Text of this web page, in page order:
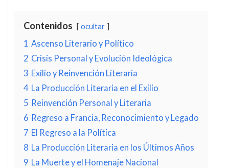
Contenidos ocultar
1 Ascenso Literario y Político
2 Crisis Personal y Evolución Ideológica
3 Exilio y Reinvención Literaria
4 La Producción Literaria en el Exilio
5 Reinvención Personal y Literaria
6 Regreso a Francia, Reconocimiento y Legado
7 El Regreso a la Política
8 La Producción Literaria en los Últimos Años
9 La Muerte y el Homenaje Nacional